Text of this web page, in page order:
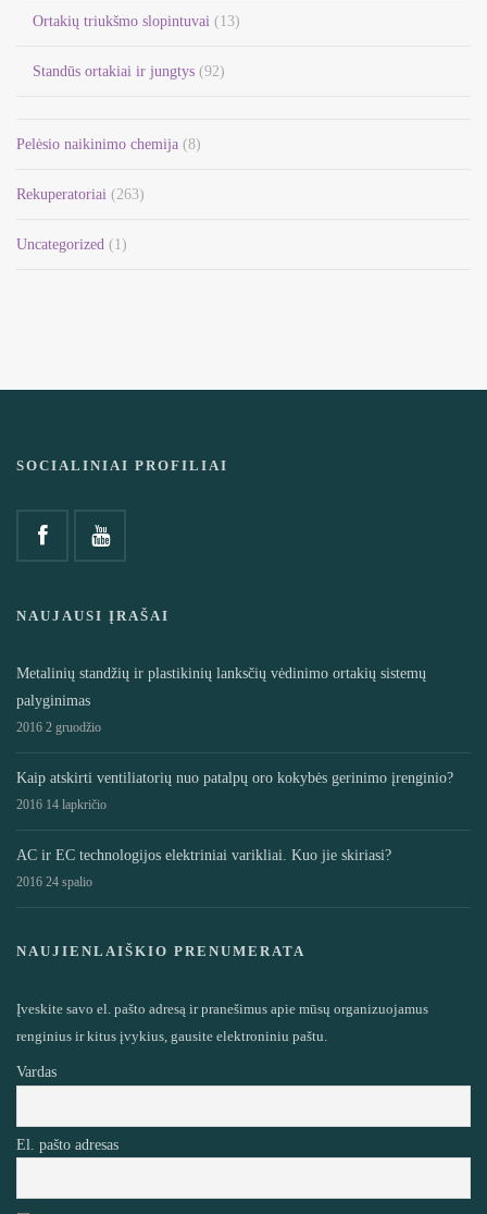
Ortakių triukšmo slopintuvai (13)
Standūs ortakiai ir jungtys (92)
Pelėsio naikinimo chemija (8)
Rekuperatoriai (263)
Uncategorized (1)
SOCIALINIAI PROFILIAI
NAUJAUSI ĮRAŠAI
Metalinių standžių ir plastikinių lanksčių vėdinimo ortakių sistemų
palyginimas
2016 2 gruodžio
Kaip atskirti ventiliatorių nuo patalpų oro kokybės gerinimo įrenginio?
2016 14 lapkričio
AC ir EC technologijos elektriniai varikliai. Kuo jie skiriasi?
2016 24 spalio
NAUJIENLAIŠKIO PRENUMERATA
Įveskite savo el. pašto adresą ir pranešimus apie mūsų organizuojamus
renginius ir kitus įvykius, gausite elektroniniu paštu.
Vardas
El. pašto adresas